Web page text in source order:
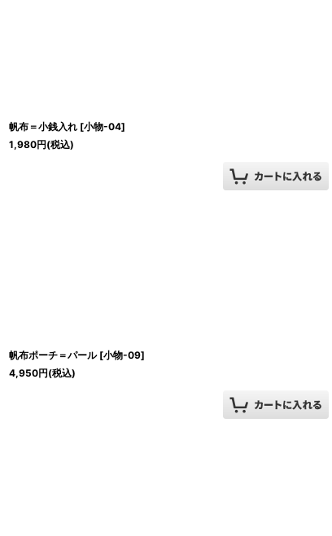
帆布＝小銭入れ [小物-04]
1,980円(税込)
帆布ポーチ＝パール [小物-09]
4,950円(税込)